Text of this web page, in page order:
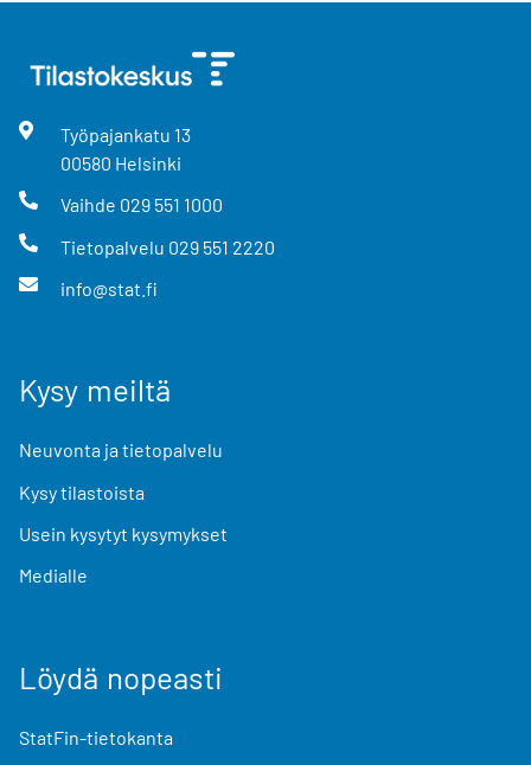
Työpajankatu 13
00580 Helsinki
Vaihde 029 551 1000
Tietopalvelu 029 551 2220
info@stat.fi
Kysy meiltä
Neuvonta ja tietopalvelu
Kysy tilastoista
Usein kysytyt kysymykset
Medialle
Löydä nopeasti
StatFin-tietokanta